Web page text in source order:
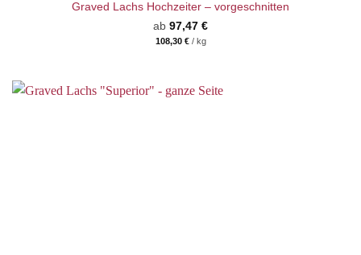
Graved Lachs Hochzeiter – vorgeschnitten
ab 97,47 €
108,30 €/ kg